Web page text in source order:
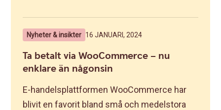
Nyheter & insikter 16 JANUARI, 2024
Ta betalt via WooCommerce – nu
enklare än någonsin
E-handelsplattformen WooCommerce har
blivit en favorit bland små och medelstora